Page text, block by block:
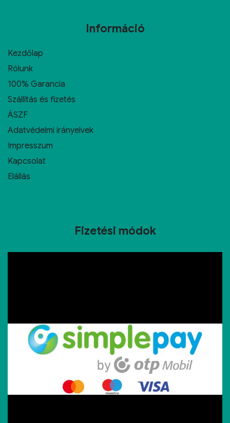
Információ
Kezdőlap
Rólunk
100% Garancia
Szállítás és fizetés
ÁSZF
Adatvédelmi irányelvek
Impresszum
Kapcsolat
Elállás
Fizetési módok